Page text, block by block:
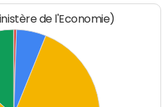
de l'Economie)